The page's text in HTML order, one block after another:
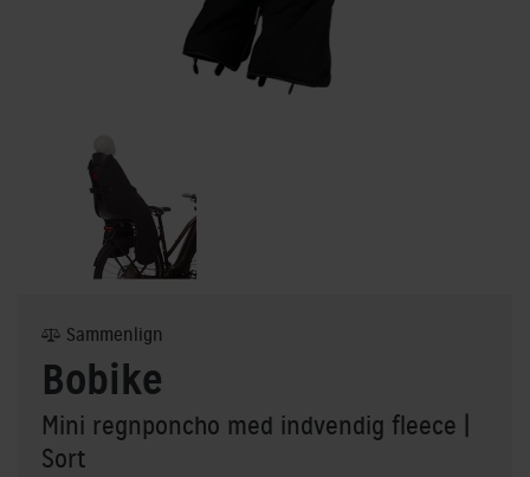
Bobike
Mini regnponcho med indvendig fleece
Sort
Sammenlign